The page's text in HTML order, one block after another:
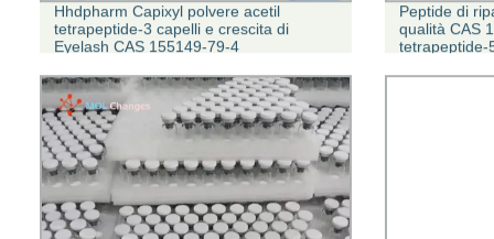
Hhdpharm Capixyl polvere acetil
tetrapeptide-3 capelli e crescita di
Eyelash CAS 155149-79-4
Peptide di
qualità CAS
tetrapeptide-